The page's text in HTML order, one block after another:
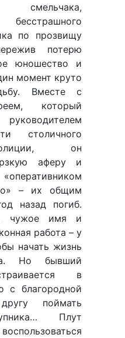
смельчака,
по прозвищу
потерю
юношество и
момент круто
Вместе с
который
столичного
он
аферу и
– их общим
назад погиб.
чужое имя и
работа – у
начать жизнь
Но бывший
в
с благородной
поймать
Плут